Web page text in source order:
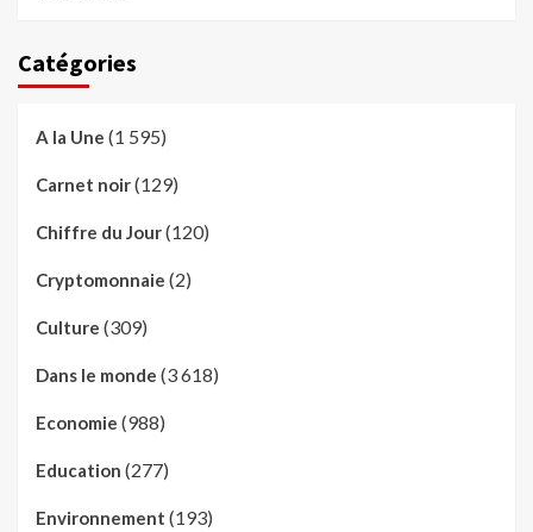
Catégories
A la Une (1 595)
Carnet noir(129)
Chiffre du Jour(120)
Cryptomonnaie (2)
Culture (309)
Dans le monde (3 618)
Economie (988)
Education (277)
Environnement (193)